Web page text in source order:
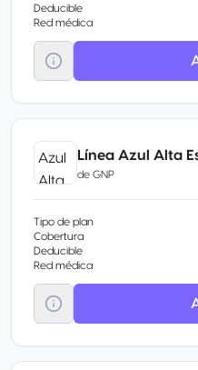
Deducible
Red médica
Línea Azul Alta
de GNP
Tipo de plan
Cobertura
Deducible
Red médica